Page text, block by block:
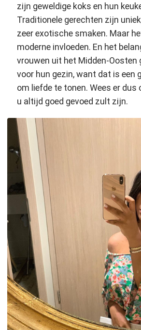
zijn geweldige koks en hun
Traditionele gerechten zijn
zeer exotische smaken. Maar
moderne invloeden. En het
vrouwen uit het Midden-Oosten
voor hun gezin, want dat is een
om liefde te tonen. Wees er dus
u altijd goed gevoed zult zijn.